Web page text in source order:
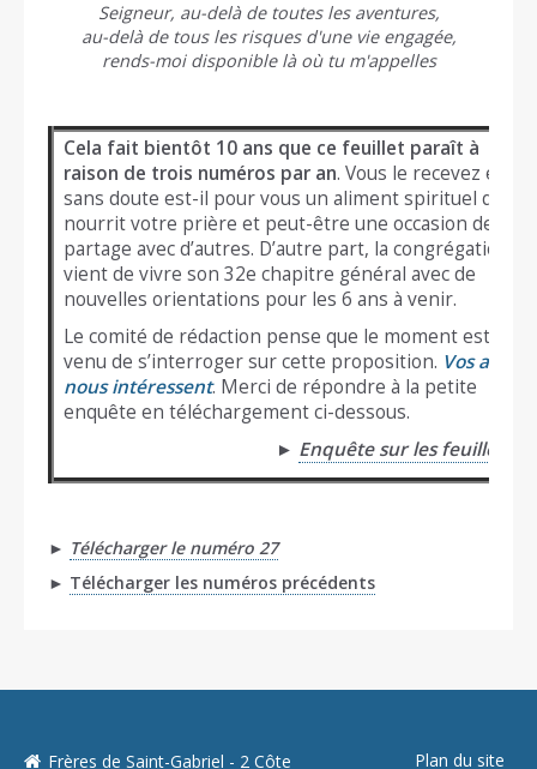
Seigneur, au-delà de toutes les aventures,
au-delà de tous les risques d'une vie engagée,
rends-moi disponible là où tu m'appelles
Cela fait bientôt 10 ans que ce feuillet paraît à
raison de trois numéros par an. Vous le recevez et
sans doute est-il pour vous un aliment spirituel qui
nourrit votre prière et peut-être une occasion de
partage avec d’autres. D’autre part, la congrégation
vient de vivre son 32e chapitre général avec de
nouvelles orientations pour les 6 ans à venir.
Le comité de rédaction pense que le moment est
venu de s’interroger sur cette proposition. Vos avis
nous intéressent. Merci de répondre à la petite
enquête en téléchargement ci-dessous.
► Enquête sur les feuillets
► Télécharger le numéro 27
► Télécharger les numéros précédents
Plan du site
Frères de Saint-Gabriel - 2 Côte